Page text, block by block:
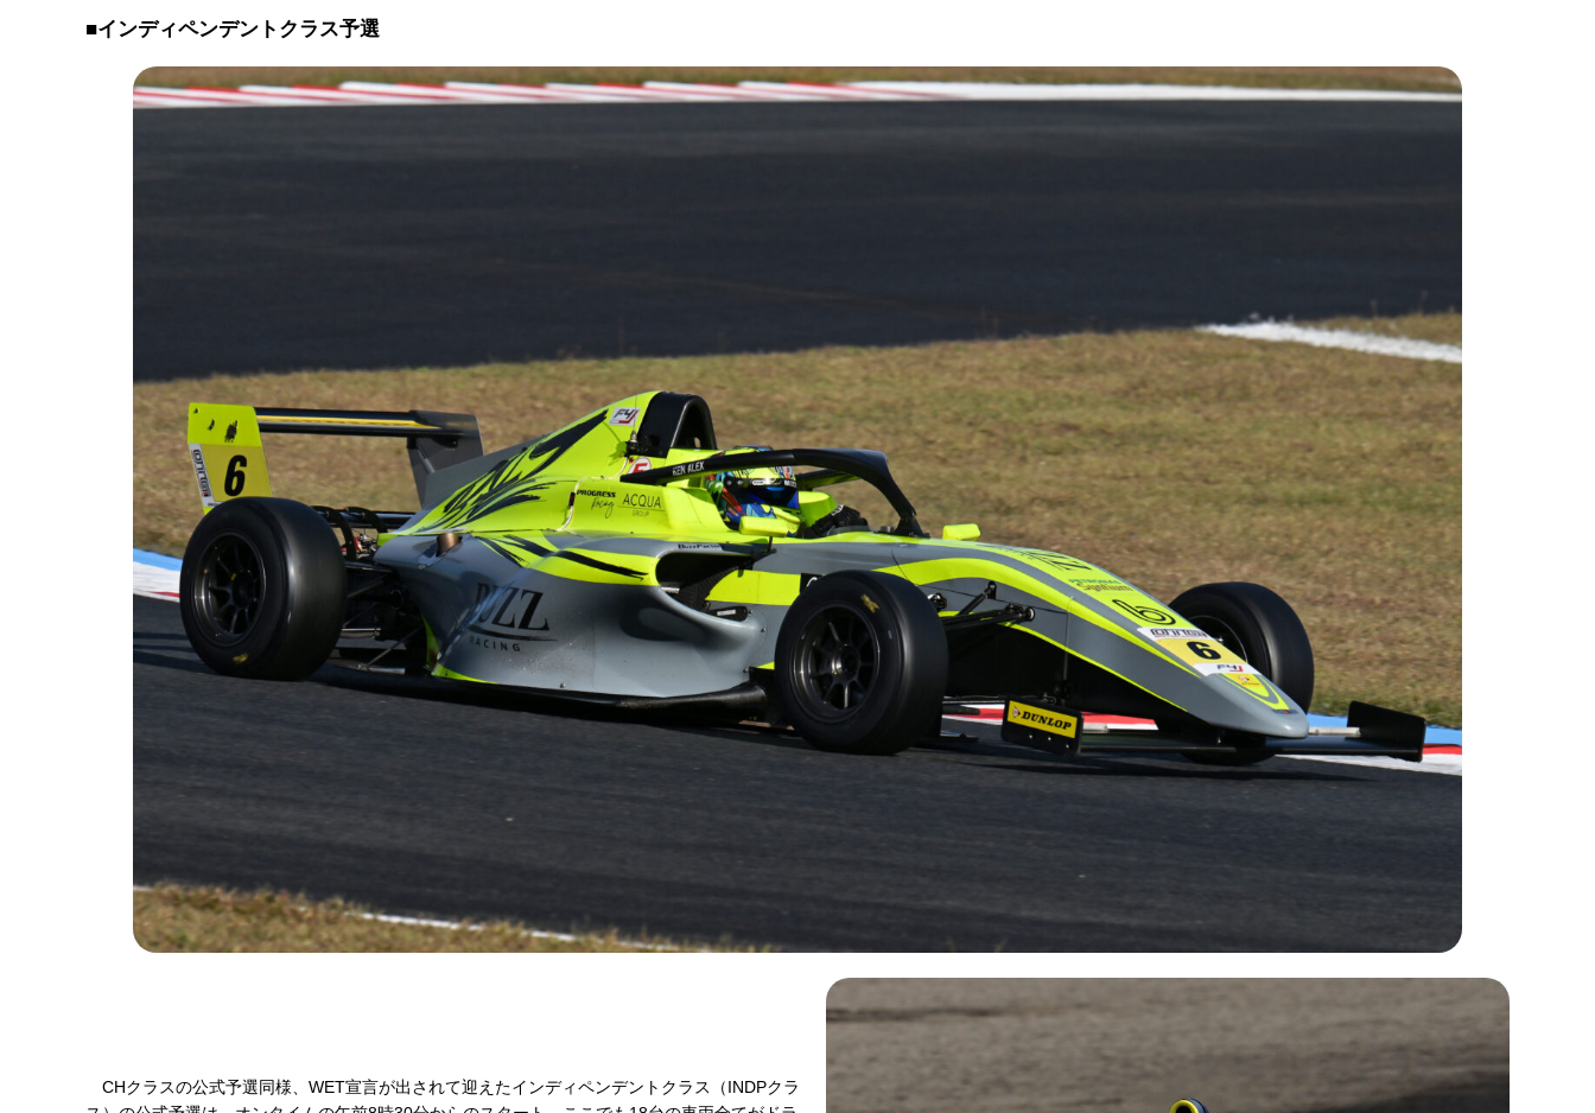
■インディペンデントクラス予選
CHクラスの公式予選同様、WET宣言が出されて迎えたインディペンデントクラス（INDPクラ